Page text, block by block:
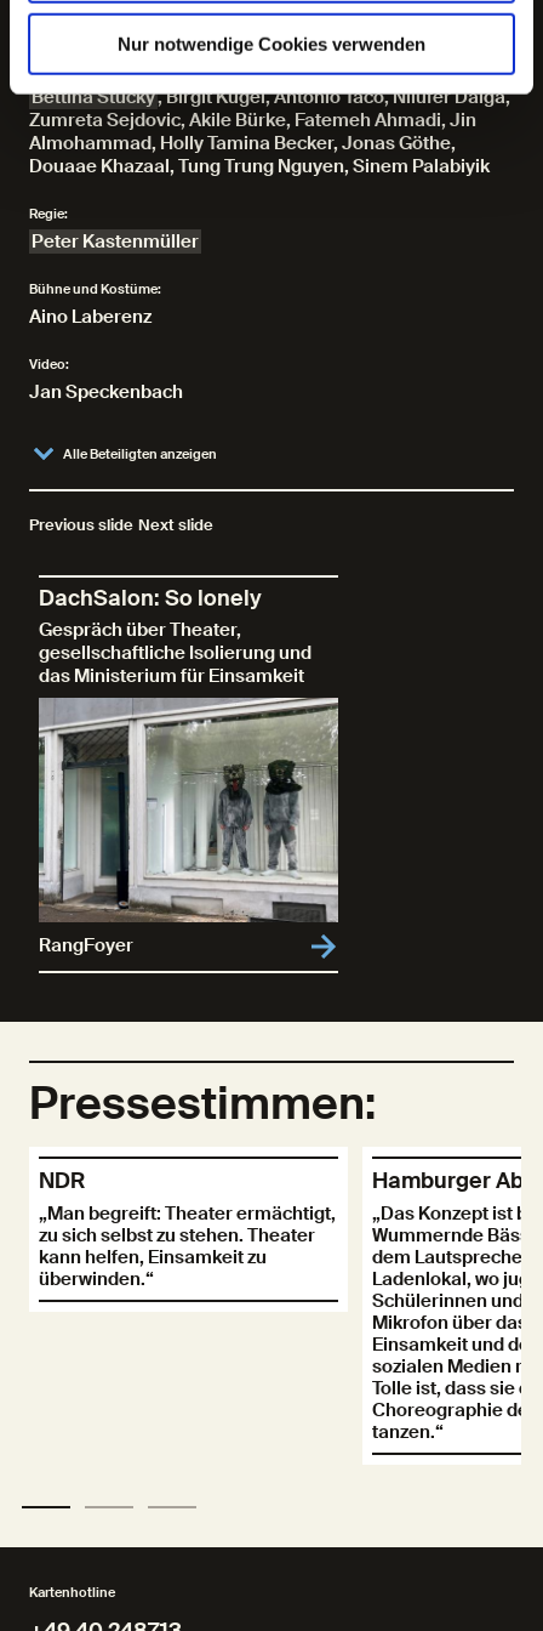
Nur notwendige Cookies verwenden
Jan-Peter Kampwirth,Lars Rudolph,Thilo Schölpen,
Bettina Stucky,Birgit Kügel, Antonio Taco, Nilüfer Dalga,
Zumreta Sejdovic, Akile Bürke, Fatemeh Ahmadi, Jin
Almohammad, Holly Tamina Becker, Jonas Göthe,
Douaae Khazaal, Tung Trung Nguyen, Sinem Palabiyik
Alle Beteiligten anzeigen
Regie:
Peter Kastenmüller
Bühne und Kostüme:
Aino Laberenz
Video:
Jan Speckenbach
Previous slide Next slide
DachSalon: So lonely
Gespräch über Theater,
gesellschaftliche Isolierung und
das Ministerium für Einsamkeit
RangFoyer
Pressestimmen:
NDR
„Man begreift: Theater ermächtigt,
zu sich selbst zu stehen. Theater
kann helfen, Einsamkeit zu
überwinden.“
Hamburger
„Das Konzept ist
Wummernde
dem Lautsprecher
Ladenlokal, wo
Schülerinnen und
Mikrofon über das
Einsamkeit und
sozialen Medien
Tolle ist, dass sie
Choreographie der
tanzen.“
Kartenhotline